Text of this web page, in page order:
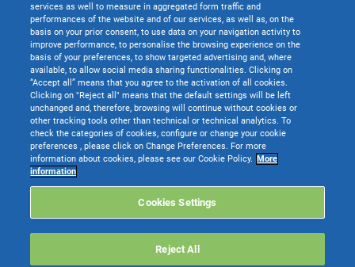
TeamSystem S.p.A. società con socio unico soggetta all’attività di direzione e
coordinamento di TeamSystem Holdco S.p.A. - Cap. Soc. € 24.000.000 I.v. -
C.C.I.A.A. delle Marche - P.I. 01035310414
Websolute
services as well to measure in aggregated form traffic and
performances of the website and of our services, as well as, on the
basis on your prior consent, to use data on your navigation activity to
improve performance, to personalise the browsing experience on the
basis of your preferences, to show targeted advertising and, where
available, to allow social media sharing functionalities. Clicking on
“Accept all” means that you agree to the activation of all cookies.
Clicking on "Reject all" means that the default settings will be left
unchanged and, therefore, browsing will continue without cookies or
other tracking tools other than technical or technical analytics. To
check the categories of cookies, configure or change your cookie
preferences , please click on Change Preferences. For more
information about cookies, please see our Cookie Policy. More
information
Cookies Settings
Reject All